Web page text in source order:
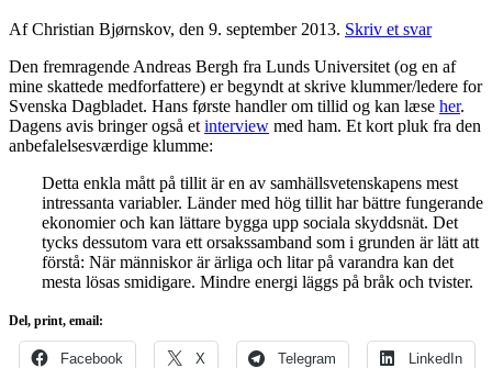
Af Christian Bjørnskov, den 9. september 2013. Skriv et svar
Den fremragende Andreas Bergh fra Lunds Universitet (og en af
mine skattede medforfattere) er begyndt at skrive klummer/ledere for
Svenska Dagbladet. Hans første handler om tillid og kan læse her.
Dagens avis bringer også et interview med ham. Et kort pluk fra den
anbefalelsesværdige klumme:
Detta enkla mått på tillit är en av samhällsvetenskapens mest
intressanta variabler. Länder med hög tillit har bättre fungerande
ekonomier och kan lättare bygga upp sociala skyddsnät. Det
tycks dessutom vara ett orsakssamband som i grunden är lätt att
förstå: När människor är ärliga och litar på varandra kan det
mesta lösas smidigare. Mindre energi läggs på bråk och tvister.
Del, print, email:
Facebook X Telegram LinkedIn